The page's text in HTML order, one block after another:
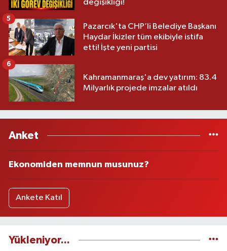
değişikliği!
Pazarcık'ta CHP’li Belediye Başkanı
Haydar İkizler tüm ekibiyle istifa
etti! İşte yeni partisi
5
Kahramanmaraş'a dev yatırım: 83.4
Milyarlık projede imzalar atıldı
6
Anket
Ekonomiden memnun musunuz?
Ankete Katıl
Yükleniyor...